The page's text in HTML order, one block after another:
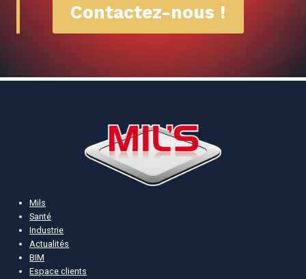
Contactez-nous !
Mils
Santé
Industrie
Actualités
BIM
Espace clients